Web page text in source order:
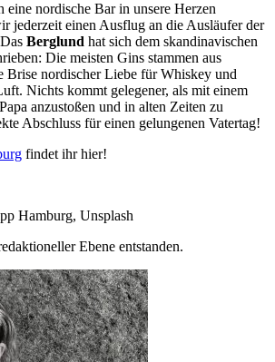
eine nordische Bar in unsere Herzen
jederzeit einen Ausflug an die Ausläufer der
Berglund hat sich dem skandinavischen
Die meisten Gins stammen aus
Brise nordischer Liebe für Whiskey und
Nichts kommt gelegener, als mit einem
anzustoßen und in alten Zeiten zu
Abschluss für einen gelungenen Vatertag!
findet ihr hier!
Hamburg, Unsplash
Ebene entstanden.